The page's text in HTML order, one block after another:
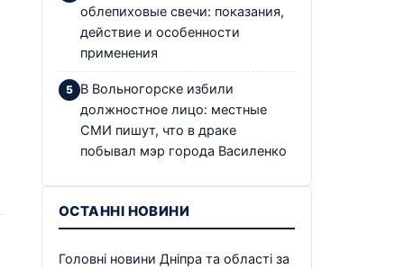
облепиховые свечи: показания,
действие и особенности
применения
В Вольногорске избили
должностное лицо: местные
СМИ пишут, что в драке
побывал мэр города Василенко
ОСТАННІ НОВИНИ
Головні новини Дніпра та області за